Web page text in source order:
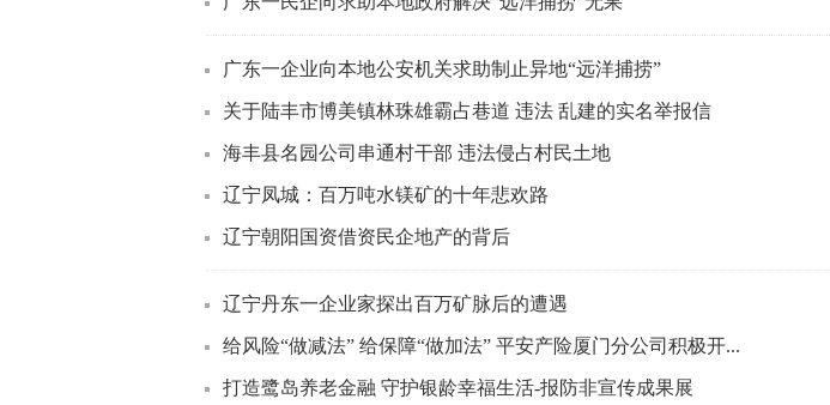
广东一企业向本地公安机关求助制止异地“远洋捕捞”
关于陆丰市博美镇林珠雄霸占巷道 违法 乱建的实名举报信
海丰县名园公司串通村干部 违法侵占村民土地
辽宁凤城：百万吨水镁矿的十年悲欢路
辽宁朝阳国资借资民企地产的背后
辽宁丹东一企业家探出百万矿脉后的遭遇
给风险“做减法” 给保障“做加法” 平安产险厦门分公司积极开...
打造鹭岛养老金融 守护银龄幸福生活-报防非宣传成果展